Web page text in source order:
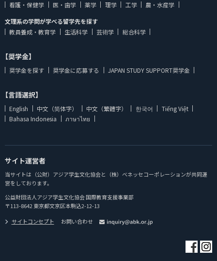
看護・保健学
医・歯学 薬学 理学 工学
農・水産学
文理系の学問が学べる留学先を探す
教員養成・教育学
生活科学 芸術学 総合科学
【奨学金】
奨学金を探す 奨学金に応募する JAPAN STUDY SUPPORT奨学金
【言語選択】
English 中文（简体字） 中文（繁體字） 한국어
Tiếng Việt
Bahasa Indonesia
ภาษาไทย
サイト運営者
当サイトは（公財）アジア学生文化協会と（株）ベネッセコーポレーションが共同運
営をしております。
公益財団法人アジア学生文化協会 国際教育支援事業部
〒113-8642 東京都文京区本駒込2-12-13
サイトコンセプト
お問い合わせ